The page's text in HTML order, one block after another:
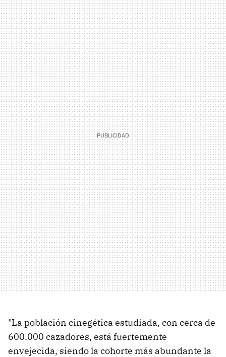
"La población cinegética estudiada, con cerca de
600.000 cazadores, está fuertemente
envejecida, siendo la cohorte más abundante la